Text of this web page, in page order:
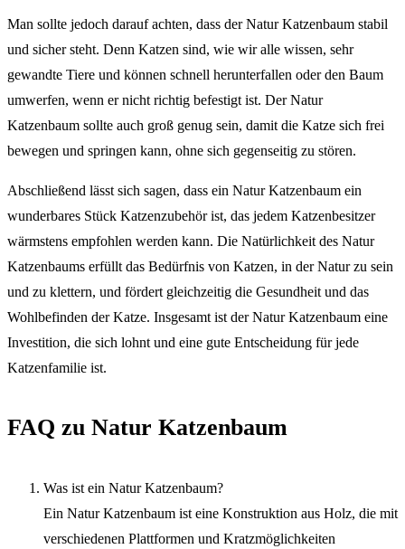
Man sollte jedoch darauf achten, dass der Natur Katzenbaum stabil
und sicher steht. Denn Katzen sind, wie wir alle wissen, sehr
gewandte Tiere und können schnell herunterfallen oder den Baum
umwerfen, wenn er nicht richtig befestigt ist. Der Natur
Katzenbaum sollte auch groß genug sein, damit die Katze sich frei
bewegen und springen kann, ohne sich gegenseitig zu stören.
Abschließend lässt sich sagen, dass ein Natur Katzenbaum ein
wunderbares Stück Katzenzubehör ist, das jedem Katzenbesitzer
wärmstens empfohlen werden kann. Die Natürlichkeit des Natur
Katzenbaums erfüllt das Bedürfnis von Katzen, in der Natur zu sein
und zu klettern, und fördert gleichzeitig die Gesundheit und das
Wohlbefinden der Katze. Insgesamt ist der Natur Katzenbaum eine
Investition, die sich lohnt und eine gute Entscheidung für jede
Katzenfamilie ist.
FAQ zu Natur Katzenbaum
Was ist ein Natur Katzenbaum?
Ein Natur Katzenbaum ist eine Konstruktion aus Holz, die mit
verschiedenen Plattformen und Kratzmöglichkeiten